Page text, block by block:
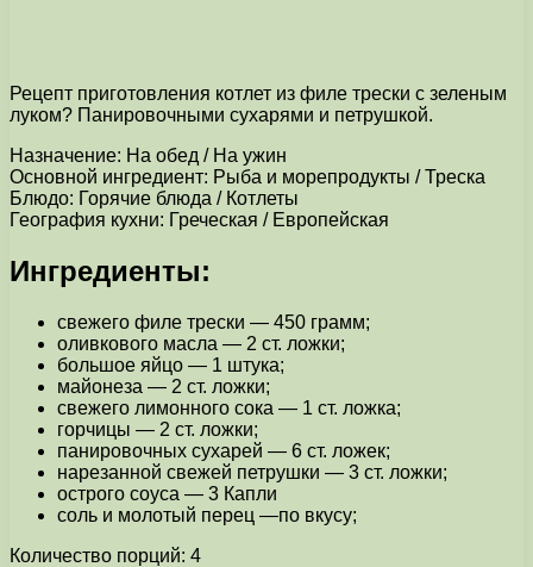
Рецепт приготовления котлет из филе трески с зеленым
луком? Панировочными сухарями и петрушкой.
Назначение: На обед / На ужин
Основной ингредиент: Рыба и морепродукты / Треска
Блюдо: Горячие блюда / Котлеты
География кухни: Греческая / Европейская
Ингредиенты:
свежего филе трески — 450 грамм;
оливкового масла — 2 ст. ложки;
большое яйцо — 1 штука;
майонеза — 2 ст. ложки;
свежего лимонного сока — 1 ст. ложка;
горчицы — 2 ст. ложки;
панировочных сухарей — 6 ст. ложек;
нарезанной свежей петрушки — 3 ст. ложки;
острого соуса — 3 Капли
соль и молотый перец —по вкусу;
Количество порций: 4